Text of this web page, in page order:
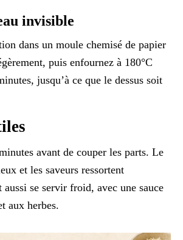
invisible
dans un moule chemisé de papier
puis enfournez à 180°C
jusqu’à ce que le dessus soit
avant de couper les parts. Le
et les saveurs ressortent
aussi se servir froid, avec une sauce
aux herbes.